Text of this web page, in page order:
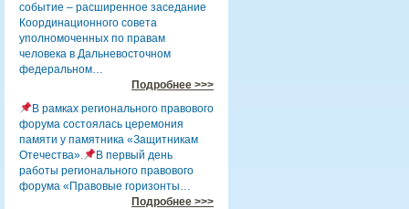
событие – расширенное заседание
Координационного совета
уполномоченных по правам
человека в Дальневосточном
федеральном…
Подробнее >>>
В рамках регионального правового
форума состоялась церемония
памяти у памятника «Защитникам
Отечества».
В первый день
работы регионального правового
форума «Правовые горизонты…
Подробнее >>>